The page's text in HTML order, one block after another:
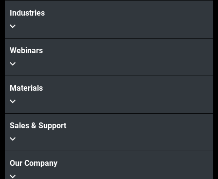
Industries
Webinars
Materials
Sales & Support
Our Company